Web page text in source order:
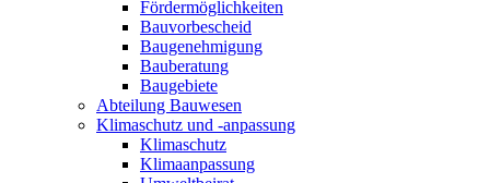
Fördermöglichkeiten
Bauvorbescheid
Baugenehmigung
Bauberatung
Baugebiete
Abteilung Bauwesen
Klimaschutz und -anpassung
Klimaschutz
Klimaanpassung